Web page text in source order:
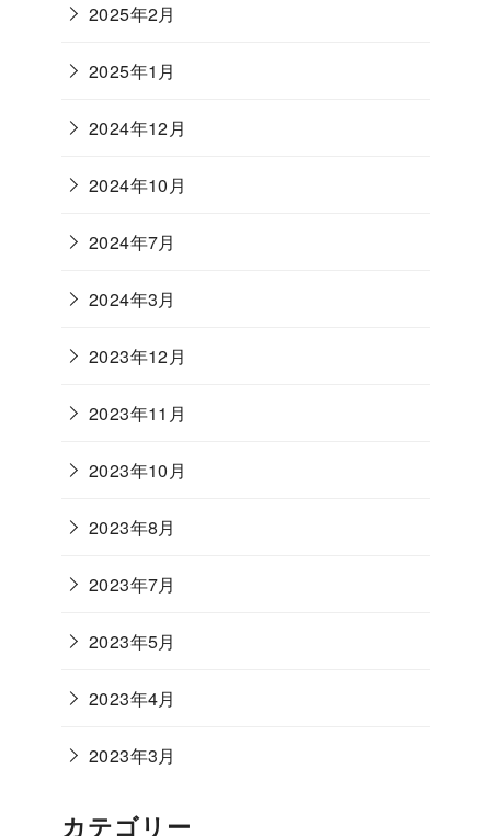
2025年2月
2025年1月
2024年12月
2024年10月
2024年7月
2024年3月
2023年12月
2023年11月
2023年10月
2023年8月
2023年7月
2023年5月
2023年4月
2023年3月
カテゴリー